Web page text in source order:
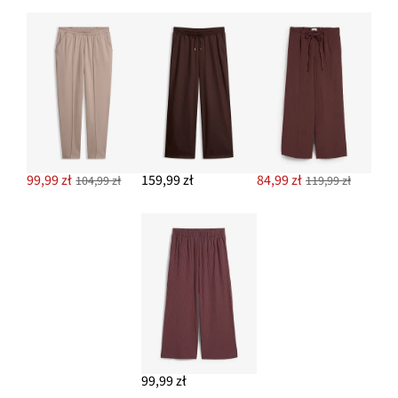
99,99 zł 104,99 zł 159,99 zł 84,99 zł 119,99 zł
99,99 zł